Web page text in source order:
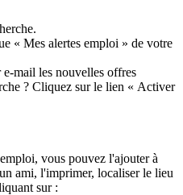
« Mes alertes emploi » de votre
mail les nouvelles offres
? Cliquez sur le lien « Activer
vous pouvez l'ajouter à
ami, l'imprimer, localiser le lieu
sur :